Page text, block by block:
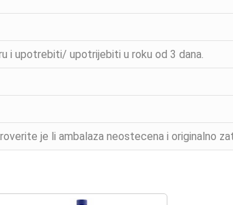
i upotrebiti/ upotrijebiti u roku od 3 dana.
je li ambalaza neostecena i originalno